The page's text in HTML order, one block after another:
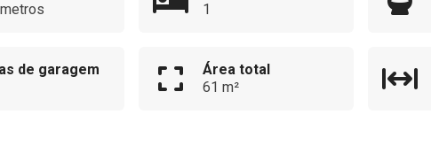
1
de garagem
Área total
61 m²